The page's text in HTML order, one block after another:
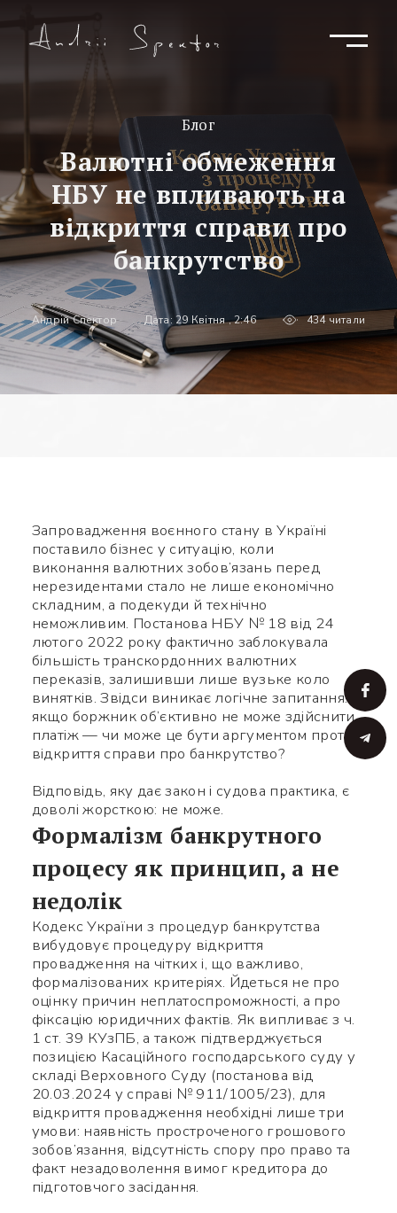
Блог
Валютні обмеження
НБУ не впливають на
відкриття справи про
банкрутство
Андрій Спектор Дата: 29 Квітня , 2:46 434 читали
Запровадження воєнного стану в Україні
поставило бізнес у ситуацію, коли
виконання валютних зобов’язань перед
нерезидентами стало не лише економічно
складним, а подекуди й технічно
неможливим. Постанова НБУ № 18 від 24
лютого 2022 року фактично заблокувала
більшість транскордонних валютних
переказів, залишивши лише вузьке коло
винятків. Звідси виникає логічне запитання:
якщо боржник об’єктивно не може здійснити
платіж — чи може це бути аргументом проти
відкриття справи про банкрутство?
Відповідь, яку дає закон і судова практика, є
доволі жорсткою: не може.
Формалізм банкрутного
процесу як принцип, а не
недолік
Кодекс України з процедур банкрутства
вибудовує процедуру відкриття
провадження на чітких і, що важливо,
формалізованих критеріях. Йдеться не про
оцінку причин неплатоспроможності, а про
фіксацію юридичних фактів. Як випливає з ч.
1 ст. 39 КУзПБ, а також підтверджується
позицією Касаційного господарського суду у
складі Верховного Суду (постанова від
20.03.2024 у справі № 911/1005/23), для
відкриття провадження необхідні лише три
умови: наявність простроченого грошового
зобов’язання, відсутність спору про право та
факт незадоволення вимог кредитора до
підготовчого засідання.